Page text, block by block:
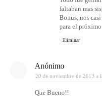
faltaban mas
Bonus, nos
para el
Eliminar
Anónimo
20 de noviembre de 2013 a
Que Bueno!!